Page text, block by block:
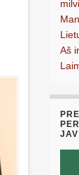
Aš
JAV